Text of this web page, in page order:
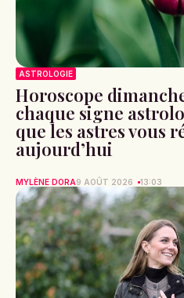
ASTROLOGIE
Horoscope
chaque signe
que les astres vous
aujourd’hui
MYLÈNE DORA9 AOÛT 2026 13:03